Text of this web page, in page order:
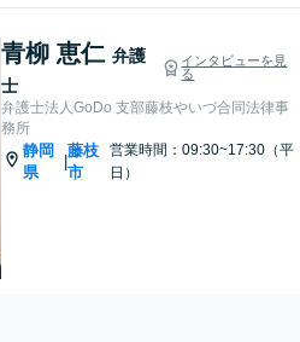
青柳 恵仁 弁護
士
インタビューを見
る
弁護士法人GoDo 支部藤枝やいづ合同法律事
務所
静岡
県
|
藤枝
市
営業時間：09:30~17:30（平
日）